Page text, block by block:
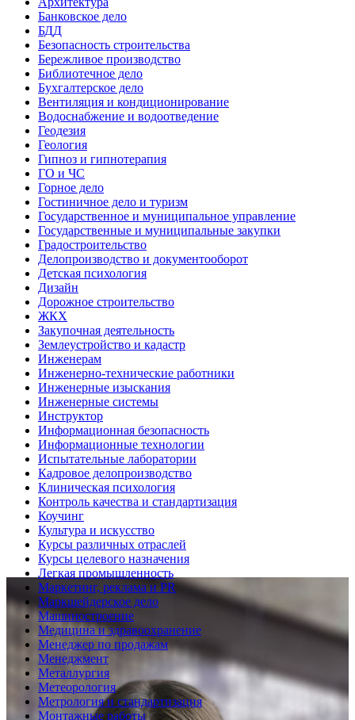
Банковское дело
БДД
Безопасность строительства
Бережливое производство
Библиотечное дело
Бухгалтерское дело
Вентиляция и кондиционирование
Водоснабжение и водоотведение
Геодезия
Геология
Гипноз и гипнотерапия
ГО и ЧС
Горное дело
Гостиничное дело и туризм
Государственное и муниципальное управление
Государственные и муниципальные закупки
Градостроительство
Делопроизводство и документооборот
Детская психология
Дизайн
Дорожное строительство
ЖКХ
Закупочная деятельность
Землеустройство и кадастр
Инженерам
Инженерно-технические работники
Инженерные изыскания
Инженерные системы
Инструктор
Информационная безопасность
Информационные технологии
Испытательные лаборатории
Кадровое делопроизводство
Клиническая психология
Контроль качества и стандартизация
Коучинг
Культура и искусство
Курсы различных отраслей
Курсы целевого назначения
Легкая промышленность
Маркетинг, реклама и PR
Маркшейдерское дело
Машиностроение
Медицина и здравоохранение
Менеджер по продажам
Менеджмент
Металлургия
Метеорология
Метрология и стандартизация
Монтажные работы